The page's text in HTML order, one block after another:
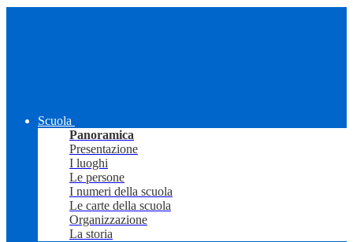
Scuola
Panoramica
Presentazione
I luoghi
Le persone
I numeri della scuola
Le carte della scuola
Organizzazione
La storia